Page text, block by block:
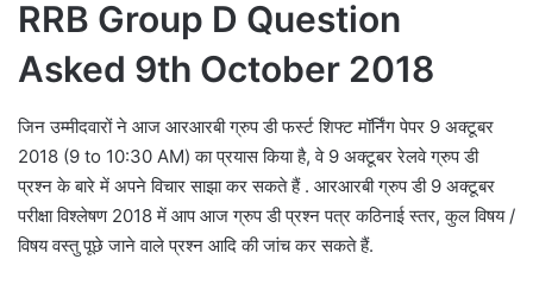
RRB Group D Question
Asked 9th October 2018
जिन उम्मीदवारों ने आज आरआरबी ग्रुप डी फर्स्ट शिफ्ट मॉर्निंग पेपर 9 अक्टूबर
2018 (9 to 10:30 AM) का प्रयास किया है, वे 9 अक्टूबर रेलवे ग्रुप डी
प्रश्न के बारे में अपने विचार साझा कर सकते हैं . आरआरबी ग्रुप डी 9 अक्टूबर
परीक्षा विश्लेषण 2018 में आप आज ग्रुप डी प्रश्न पत्र कठिनाई स्तर, कुल विषय /
विषय वस्तु पूछे जाने वाले प्रश्न आदि की जांच कर सकते हैं.